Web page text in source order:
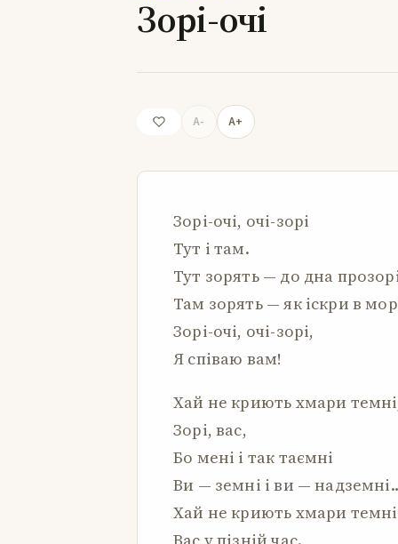
Зорі-очі
A- A+
Зорі-очі, очі-зорі
Тут і там.
Тут зорять — до дна
Там зорять — як іскри в
Зорі-очі, очі-зорі,
Я співаю вам!
Хай не криють хмари
Зорі, вас,
Бо мені і так таємні
Ви — земні і ви —
Хай не криють хмари темні